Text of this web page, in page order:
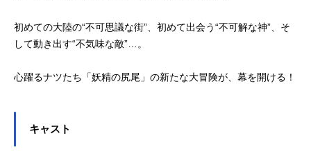
初めての大陸の“不可思議な街”、初めて出会う“不可解な神”、そ
して動き出す“不気味な敵”…。
心躍るナツたち「妖精の尻尾」の新たな大冒険が、幕を開ける！
キャスト